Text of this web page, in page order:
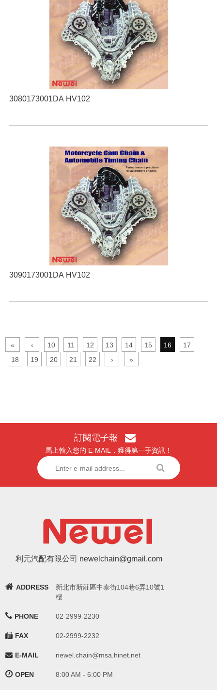
3080173001DA HV102
3090173001DA HV102
« ‹ 10 11 12 13 14 15 16
17
18
19 20 21 22 › »
訂閱電子報
馬上輸入您的 E-MAIL，獲得第一手資訊！
利元汽配有限公司 newelchain@gmail.com
ADDRESS
新北市新莊區中泰街104巷6弄10號1
樓
PHONE 02-2999-2230
FAX 02-2999-2232
E-MAIL newel.chain@msa.hinet.net
OPEN 8:00 AM - 6:00 PM